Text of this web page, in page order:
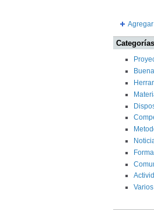
Varios